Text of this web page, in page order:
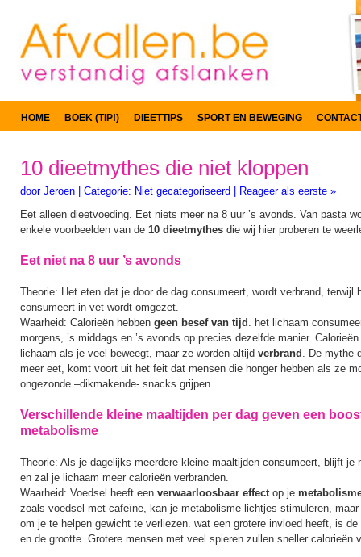
HOME BOEK (TIP!) DIEETTIPS SPORT EN BEWEGING
10 dieetmythes die niet kloppen
door Jeroen Categorie: Niet gecategoriseerd
Reageer als eerste »
Eet alleen dieetvoeding. Eet niets meer na 8 uur ’s avonds. Van pasta
enkele voorbeelden van de 10 dieetmythes die wij hier proberen te
Eet niet na 8 uur ’s avonds
Theorie: Het eten dat je door de dag consumeert, wordt verbrand, terwijl
consumeert in vet wordt omgezet.
Waarheid: Calorieën hebben geen besef van tijd . het lichaam
morgens, ’s middags en ’s avonds op precies dezelfde manier.
lichaam als je veel beweegt, maar ze worden altijd verbrand . De mythe
meer eet, komt voort uit het feit dat mensen die honger hebben als ze
ongezonde –dikmakende- snacks grijpen.
Verschillende kleine maaltijden per dag geven een
metabolisme
Theorie: Als je dagelijks meerdere kleine maaltijden consumeert, blijft je
en zal je lichaam meer calorieën verbranden.
Waarheid: Voedsel heeft een verwaarloosbaar effect op je
zoals voedsel met cafeïne, kan je metabolisme lichtjes stimuleren,
om je te helpen gewicht te verliezen. wat een grotere invloed heeft, is
en de grootte. Grotere mensen met veel spieren zullen sneller calorieën